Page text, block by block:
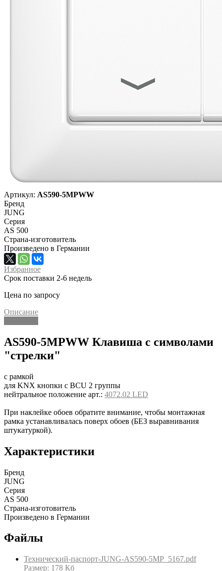
Артикул: AS590-5MPWW
Бренд
JUNG
Серия
AS 500
Страна-изготовитель
Произведено в Германии
Избранное
Срок поставки 2-6 недель
Цена по запросу
Описание
AS590-5MPWW Клавиша с символами
"стрелки"
с рамкой
для KNX кнопки с BCU 2 группы
нейтральное положение арт.: 4072.02 LED
При наклейке обоев обратите внимание, чтобы монтажная
рамка устанавливалась поверх обоев (БЕЗ выравнивания
штукатуркой).
Характеристики
Бренд
JUNG
Серия
AS 500
Страна-изготовитель
Произведено в Германии
Файлы
Технический-паспорт-JUNG-AS590-5MP_5167.pdf
Размер: 178 Кб